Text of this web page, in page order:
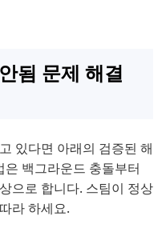
됨 문제 해결
있다면 아래의 검증된 해
백그라운드 충돌부터
으로 합니다. 스팀이 정상
라 하세요.